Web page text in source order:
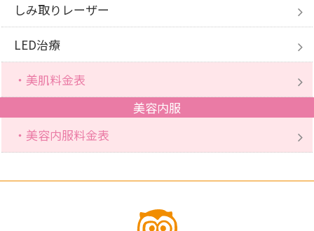
しみ取りレーザー
LED治療
・美肌料金表
美容内服
・美容内服料金表